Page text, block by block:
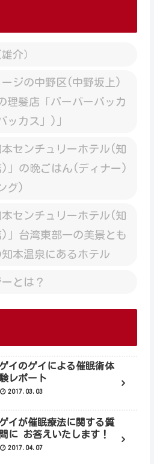
介）
ジの中野区(中野坂上)
理髪店「バーバーバッカ
ッカス」)」
本センチュリーホテル(知
)」の晩ごはん(ディナー)
グ)
本センチュリーホテル(知
」台湾東部一の美景とも
本温泉にあるホテル
とは？
ゲイのゲイによる催眠術体
験レポート
2017.03.03
ゲイが催眠療法に関する質
問に お答えいたします！
2017.04.07